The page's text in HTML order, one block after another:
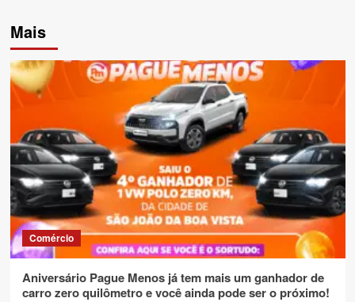
Mais
Comércio
Aniversário Pague Menos já tem mais um ganhador de
carro zero quilômetro e você ainda pode ser o próximo!